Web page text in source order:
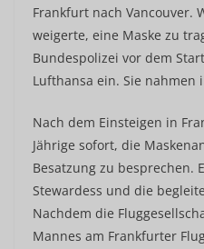
Frankfurt nach Vancouver.
weigerte, eine Maske zu
Bundespolizei vor dem
Lufthansa ein. Sie nahmen
Nach dem Einsteigen in
Jährige sofort, die
Besatzung zu besprechen.
Stewardess und die
Nachdem die
Mannes am Frankfurter